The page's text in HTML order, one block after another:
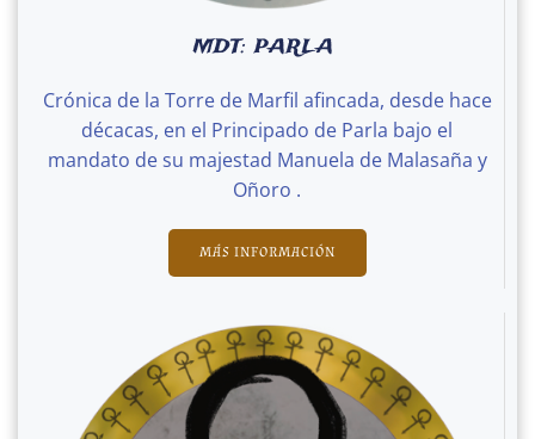
MDT: PARLA
Crónica de la Torre de Marfil afincada, desde hace
décacas, en el Principado de Parla bajo el
mandato de su majestad Manuela de Malasaña y
Oñoro .
MÁS INFORMACIÓN